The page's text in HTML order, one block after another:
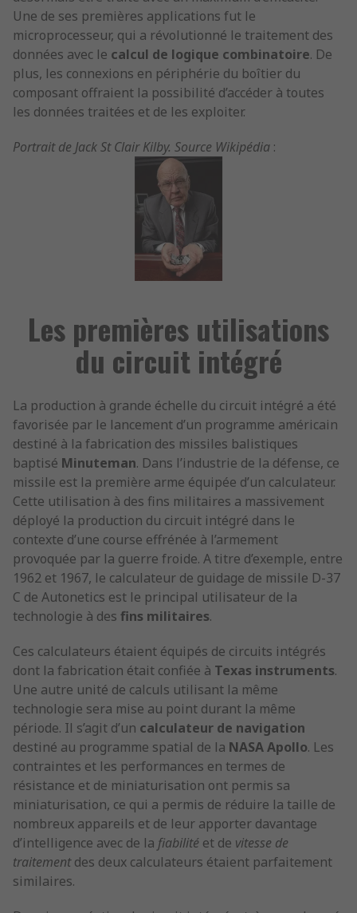
Une de ses premières applications fut le
microprocesseur, qui a révolutionné le traitement des
données avec le calcul de logique combinatoire. De
plus, les connexions en périphérie du boîtier du
composant offraient la possibilité d’accéder à toutes
les données traitées et de les exploiter.
Portrait de Jack St Clair Kilby. Source Wikipédia :
Les premières utilisations
du circuit intégré
La production à grande échelle du circuit intégré a été
favorisée par le lancement d’un programme américain
destiné à la fabrication des missiles balistiques
baptisé Minuteman. Dans l’industrie de la défense, ce
missile est la première arme équipée d’un calculateur.
Cette utilisation à des fins militaires a massivement
déployé la production du circuit intégré dans le
contexte d’une course effrénée à l’armement
provoquée par la guerre froide. A titre d’exemple, entre
1962 et 1967, le calculateur de guidage de missile D-37
C de Autonetics est le principal utilisateur de la
technologie à des fins militaires.
Ces calculateurs étaient équipés de circuits intégrés
dont la fabrication était confiée à Texas instruments.
Une autre unité de calculs utilisant la même
technologie sera mise au point durant la même
période. Il s’agit d’un calculateur de navigation
destiné au programme spatial de la NASA Apollo. Les
contraintes et les performances en termes de
résistance et de miniaturisation ont permis sa
miniaturisation, ce qui a permis de réduire la taille de
nombreux appareils et de leur apporter davantage
d’intelligence avec de la fiabilité et de vitesse de
traitementdes deux calculateurs étaient parfaitement
similaires.